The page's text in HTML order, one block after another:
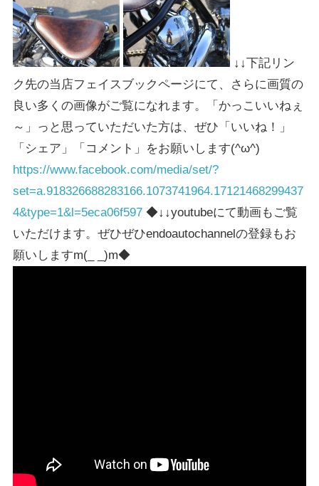
↓↓下記リン
ク先の当店フェイスブックページにて、さらに画質の
良い多くの画像がご覧になれます。「かっこいいねぇ
～」っと思っていただいた方は、ぜひ「いいね！」
「シェア」「コメント」をお願いします(^ω^)
https://www.facebook.com/media/set/?
set=a.918326688283166.1073741964.17121468299437
4&type=1&l=5eca06f597◆↓↓youtubeにて動画もご覧
いただけます。ぜひぜひendoautochannelの登録もお
願いしますm(_ _)m◆